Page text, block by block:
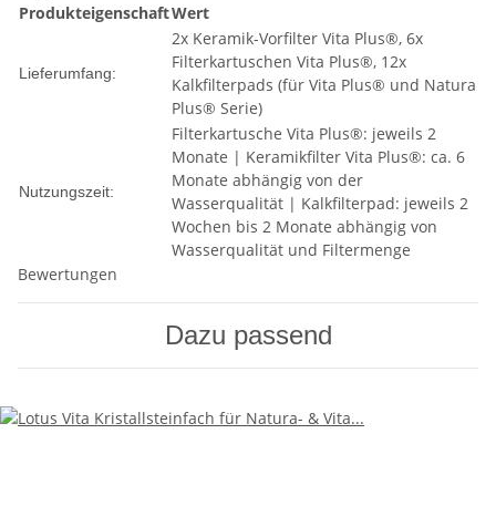
ProdukteigenschaftWert
Lieferumfang:
2x Keramik-Vorfilter Vita Plus®, 6x
Filterkartuschen Vita Plus®, 12x
Kalkfilterpads (für Vita Plus® und Natura
Plus® Serie)
Nutzungszeit:
Filterkartusche Vita Plus®: jeweils 2
Monate | Keramikfilter Vita Plus®: ca. 6
Monate abhängig von der
Wasserqualität | Kalkfilterpad: jeweils 2
Wochen bis 2 Monate abhängig von
Wasserqualität und Filtermenge
Bewertungen
Dazu passend